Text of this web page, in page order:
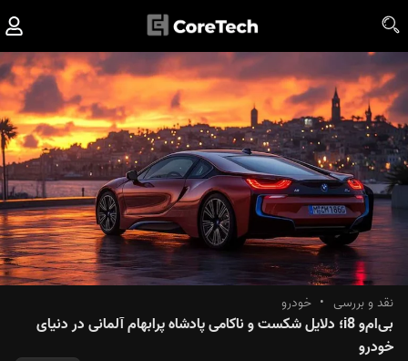
نقد و بررسی • خودرو
بی‌ام‌و i8؛ دلایل شکست و ناکامی پادشاه پرابهام آلمانی در دنیای
خودرو